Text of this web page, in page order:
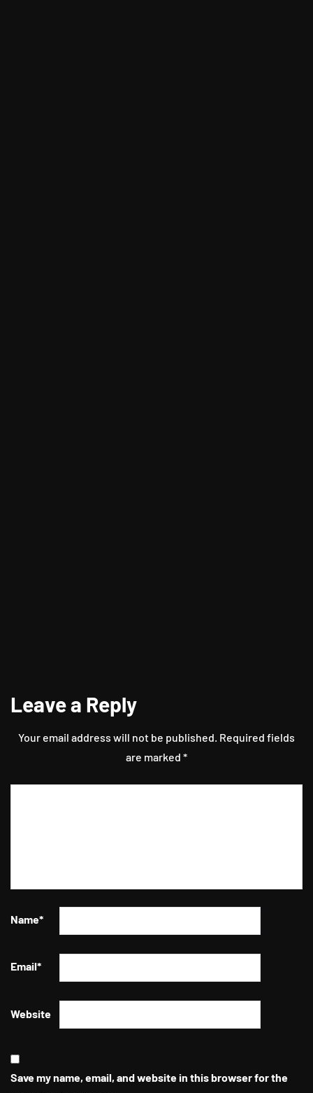
Leave a Reply
Your email address will not be published. Required fields
are marked *
Name*
Email*
Website
Save my name, email, and website in this browser for the